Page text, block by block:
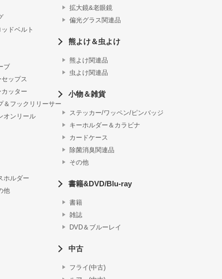
ドベルト
ブ
ップス
ッター
＆フックリリーサー
オンリール
ホルダー
他
拡大鏡&老眼鏡
偏光グラス関連品
熊よけ＆虫よけ
熊よけ関連品
虫よけ関連品
小物＆雑貨
ステッカー/ワッペン/ピンバッジ
キーホルダー＆カラビナ
カードケース
除菌消臭関連品
その他
書籍&DVD/Blu-ray
書籍
雑誌
DVD＆ブルーレイ
中古
フライ(中古)